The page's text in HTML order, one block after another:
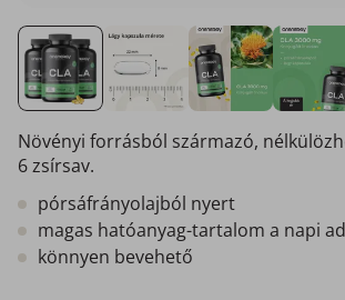
Növényi forrásból származó,
6 zsírsav.
pórsáfrányolajból nyert
magas hatóanyag-tartalom a napi
könnyen bevehető